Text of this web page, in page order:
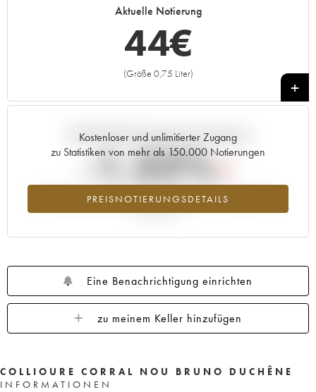
Aktuelle Notierung
44€
(Größe 0,75 Liter)
+
Kostenloser und unlimitierter Zugang
zu Statistiken von mehr als 150.000 Notierungen
PREISNOTIERUNGSDETAILS
Aktuelle Entwicklung der Preisnotierung
-1.32%
Preisabfall des Jahrgangs 2009 im Jahr 2026 im Vergleich zum
Eine Benachrichtigung einrichten
zu meinem Keller hinzufügen
COLLIOURE CORRAL NOU BRUNO DUCHÊNE
INFORMATIONEN